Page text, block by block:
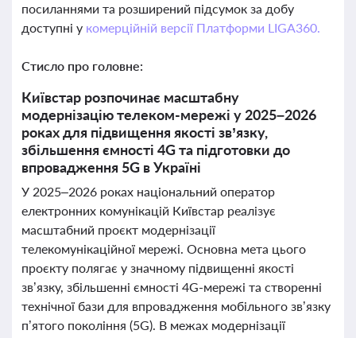
посиланнями та розширений підсумок за добу
доступні у комерційній версії Платформи LIGA360.
Стисло про головне:
Київстар розпочинає масштабну
модернізацію телеком-мережі у 2025–2026
роках для підвищення якості зв’язку,
збільшення ємності 4G та підготовки до
впровадження 5G в Україні
У 2025–2026 роках національний оператор
електронних комунікацій Київстар реалізує
масштабний проєкт модернізації
телекомунікаційної мережі. Основна мета цього
проєкту полягає у значному підвищенні якості
зв’язку, збільшенні ємності 4G-мережі та створенні
технічної бази для впровадження мобільного зв’язку
п’ятого покоління (5G). В межах модернізації